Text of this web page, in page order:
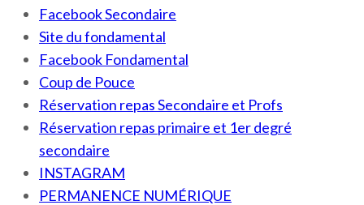
Facebook Secondaire
Site du fondamental
Facebook Fondamental
Coup de Pouce
Réservation repas Secondaire et Profs
Réservation repas primaire et 1er degré
secondaire
INSTAGRAM
PERMANENCE NUMÉRIQUE